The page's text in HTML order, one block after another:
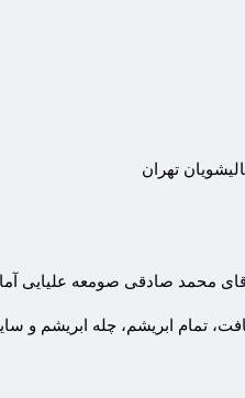
تهران
محمد صادقی صومعه علیایی
تمام ابریشم، چله ابریشم و